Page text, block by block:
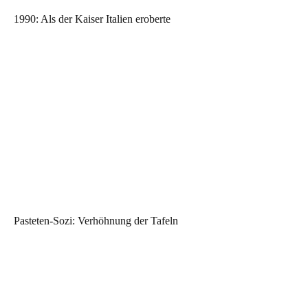
1990: Als der Kaiser Italien eroberte
Pasteten-Sozi: Verhöhnung der Tafeln